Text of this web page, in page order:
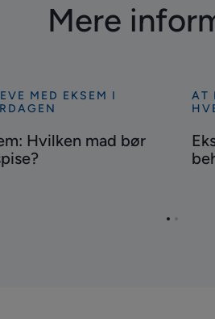
Mere
MED EKSEM I
Hvilken mad bør
Se
AT
GåGå